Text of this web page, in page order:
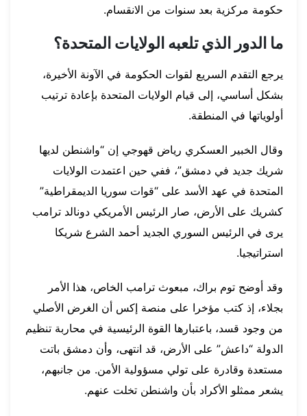
حكومة مركزية بعد سنوات من الانقسام.
ما الدور الذي تلعبه الولايات المتحدة؟
يرجع التقدم السريع لقوات الحكومة في الآونة الأخيرة،
بشكل أساسي، إلى قيام الولايات المتحدة بإعادة ترتيب
أولوياتها في المنطقة.
وقال الخبير العسكري رياض قهوجي إن “واشنطن لديها
شريك جديد في دمشق”، ففي حين اعتمدت الولايات
المتحدة في عهد الأسد على “قوات سوريا الديمقراطية”
كشريك على الأرض، صار الرئيس الأمريكي دونالد ترامب
يرى في الرئيس السوري الجديد أحمد الشرع شريكا
استراتيجيا.
وقد أوضح توم براك، مبعوث ترامب الخاص، هذا الأمر
بجلاء، إذ كتب مؤخرا على منصة إكس أن الغرض الأصلي
من وجود قسد، باعتبارها القوة الرئيسية في محاربة تنظيم
الدولة “داعش” على الأرض، قد انتهى، وأن دمشق باتت
مستعدة وقادرة على تولي مسؤولية الأمن. من جانبهم،
يشعر ممثلو الأكراد بأن واشنطن تخلت عنهم.